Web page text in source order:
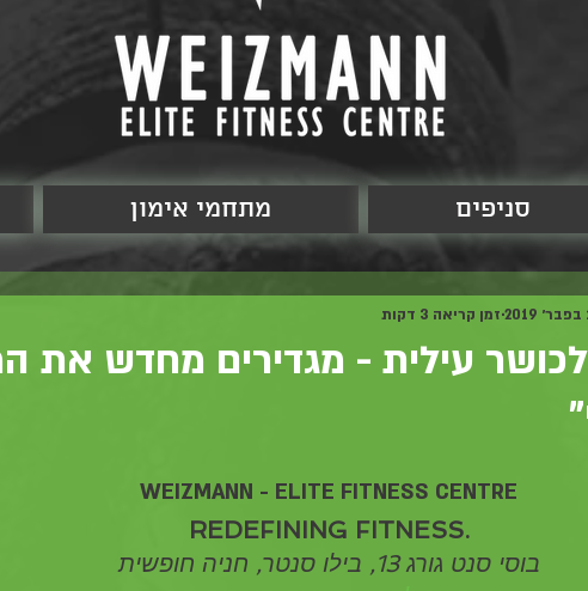
מתחמי אימון סניפים
לכושר עילית - מגדירים מחדש את
זמן קריאה 3 דקות
WEIZMANN - ELITE FITNESS CENTRE
REDEFINING FITNESS.
בוסי סנט גורג 13, בילו סנטר, חניה חופשית